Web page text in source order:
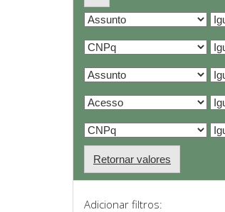
Retornar valores
Adicionar filtros: